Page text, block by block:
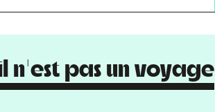
n'est pas un voyage